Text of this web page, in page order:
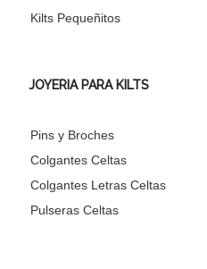
Kilts Pequeñitos
JOYERIA PARA KILTS
Pins y Broches
Colgantes Celtas
Colgantes Letras Celtas
Pulseras Celtas